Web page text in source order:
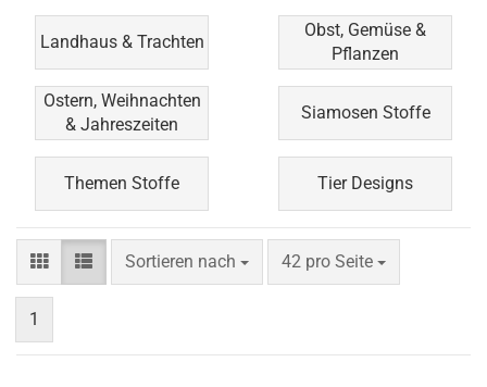
Landhaus & Trachten
Obst, Gemüse &
Pflanzen
Ostern, Weihnachten
& Jahreszeiten
Siamosen Stoffe
Themen Stoffe Tier Designs
Sortieren nach
Sortieren nach 42 pro Seite
pro Seite
1